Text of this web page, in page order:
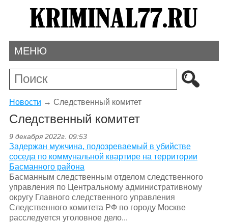
МЕНЮ
Новости → Следственный комитет
Следственный комитет
9 декабря 2022г. 09:53
Задержан мужчина, подозреваемый в убийстве
соседа по коммунальной квартире на территории
Басманного района
Басманным следственным отделом следственного
управления по Центральному административному
округу Главного следственного управления
Следственного комитета РФ по городу Москве
расследуется уголовное дело...